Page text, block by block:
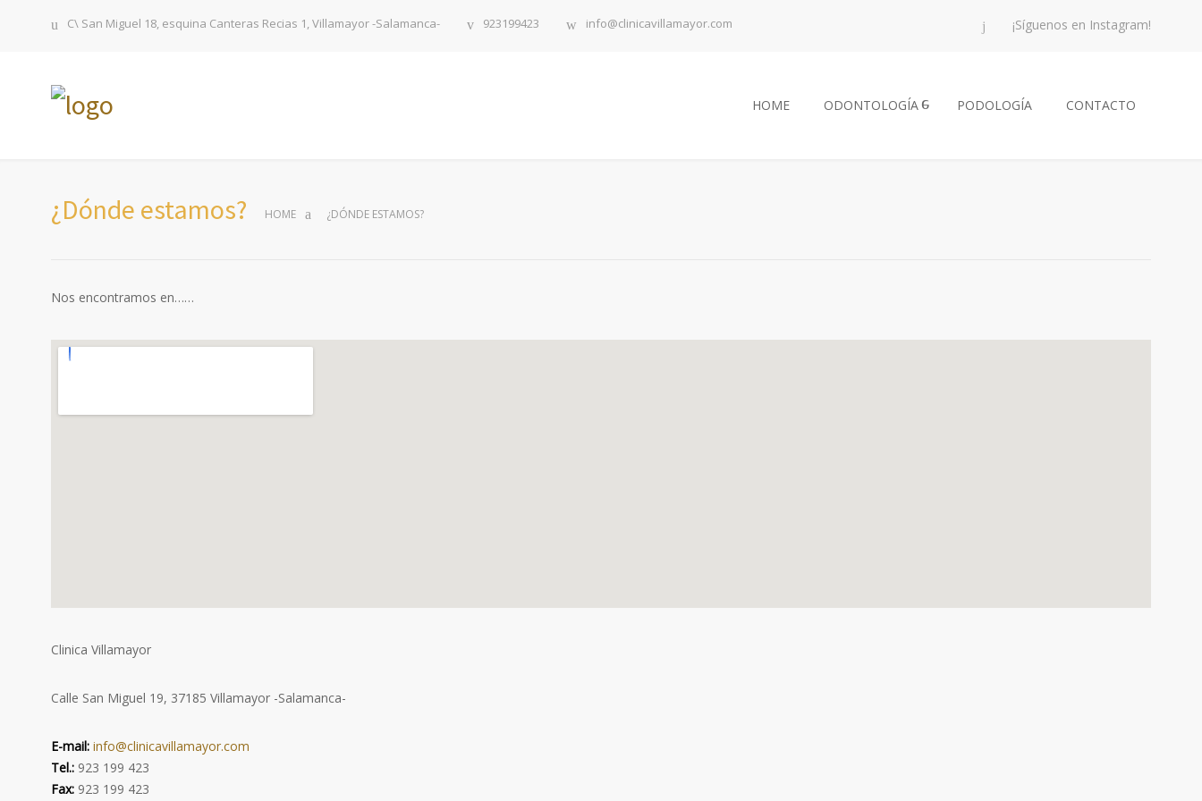
C\ San Miguel 18, esquina Canteras Recias 1, Villamayor -Salamanca- 923199423 info@clinicavillamayor.com ¡Síguenos en Instagram!
HOME ODONTOLOGÍA PODOLOGÍA CONTACTO
¿Dónde estamos? HOME ¿DÓNDE ESTAMOS?
Nos encontramos en……
Clinica Villamayor
Calle San Miguel 19, 37185 Villamayor -Salamanca-
E-mail: info@clinicavillamayor.com
Tel.: 923 199 423
Fax: 923 199 423